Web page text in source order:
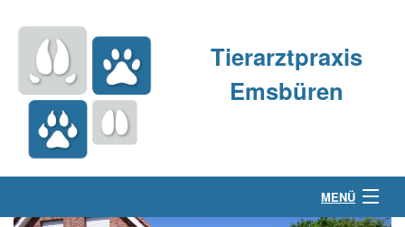
Tierarztpraxis
Emsbüren
MENÜ